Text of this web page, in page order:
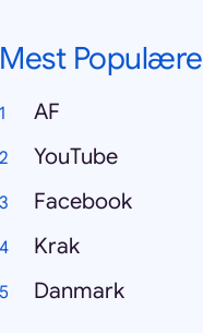
Mest Populære
AF
YouTube
Facebook
Krak
Danmark